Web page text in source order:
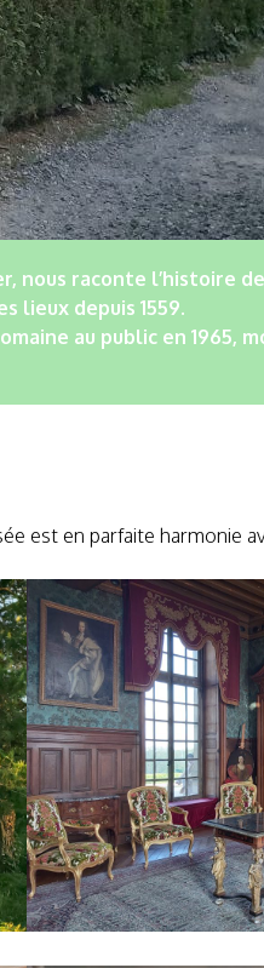
nous raconte l’histoire
lieux depuis 1559.
au public en 1965,
est en parfaite harmonie